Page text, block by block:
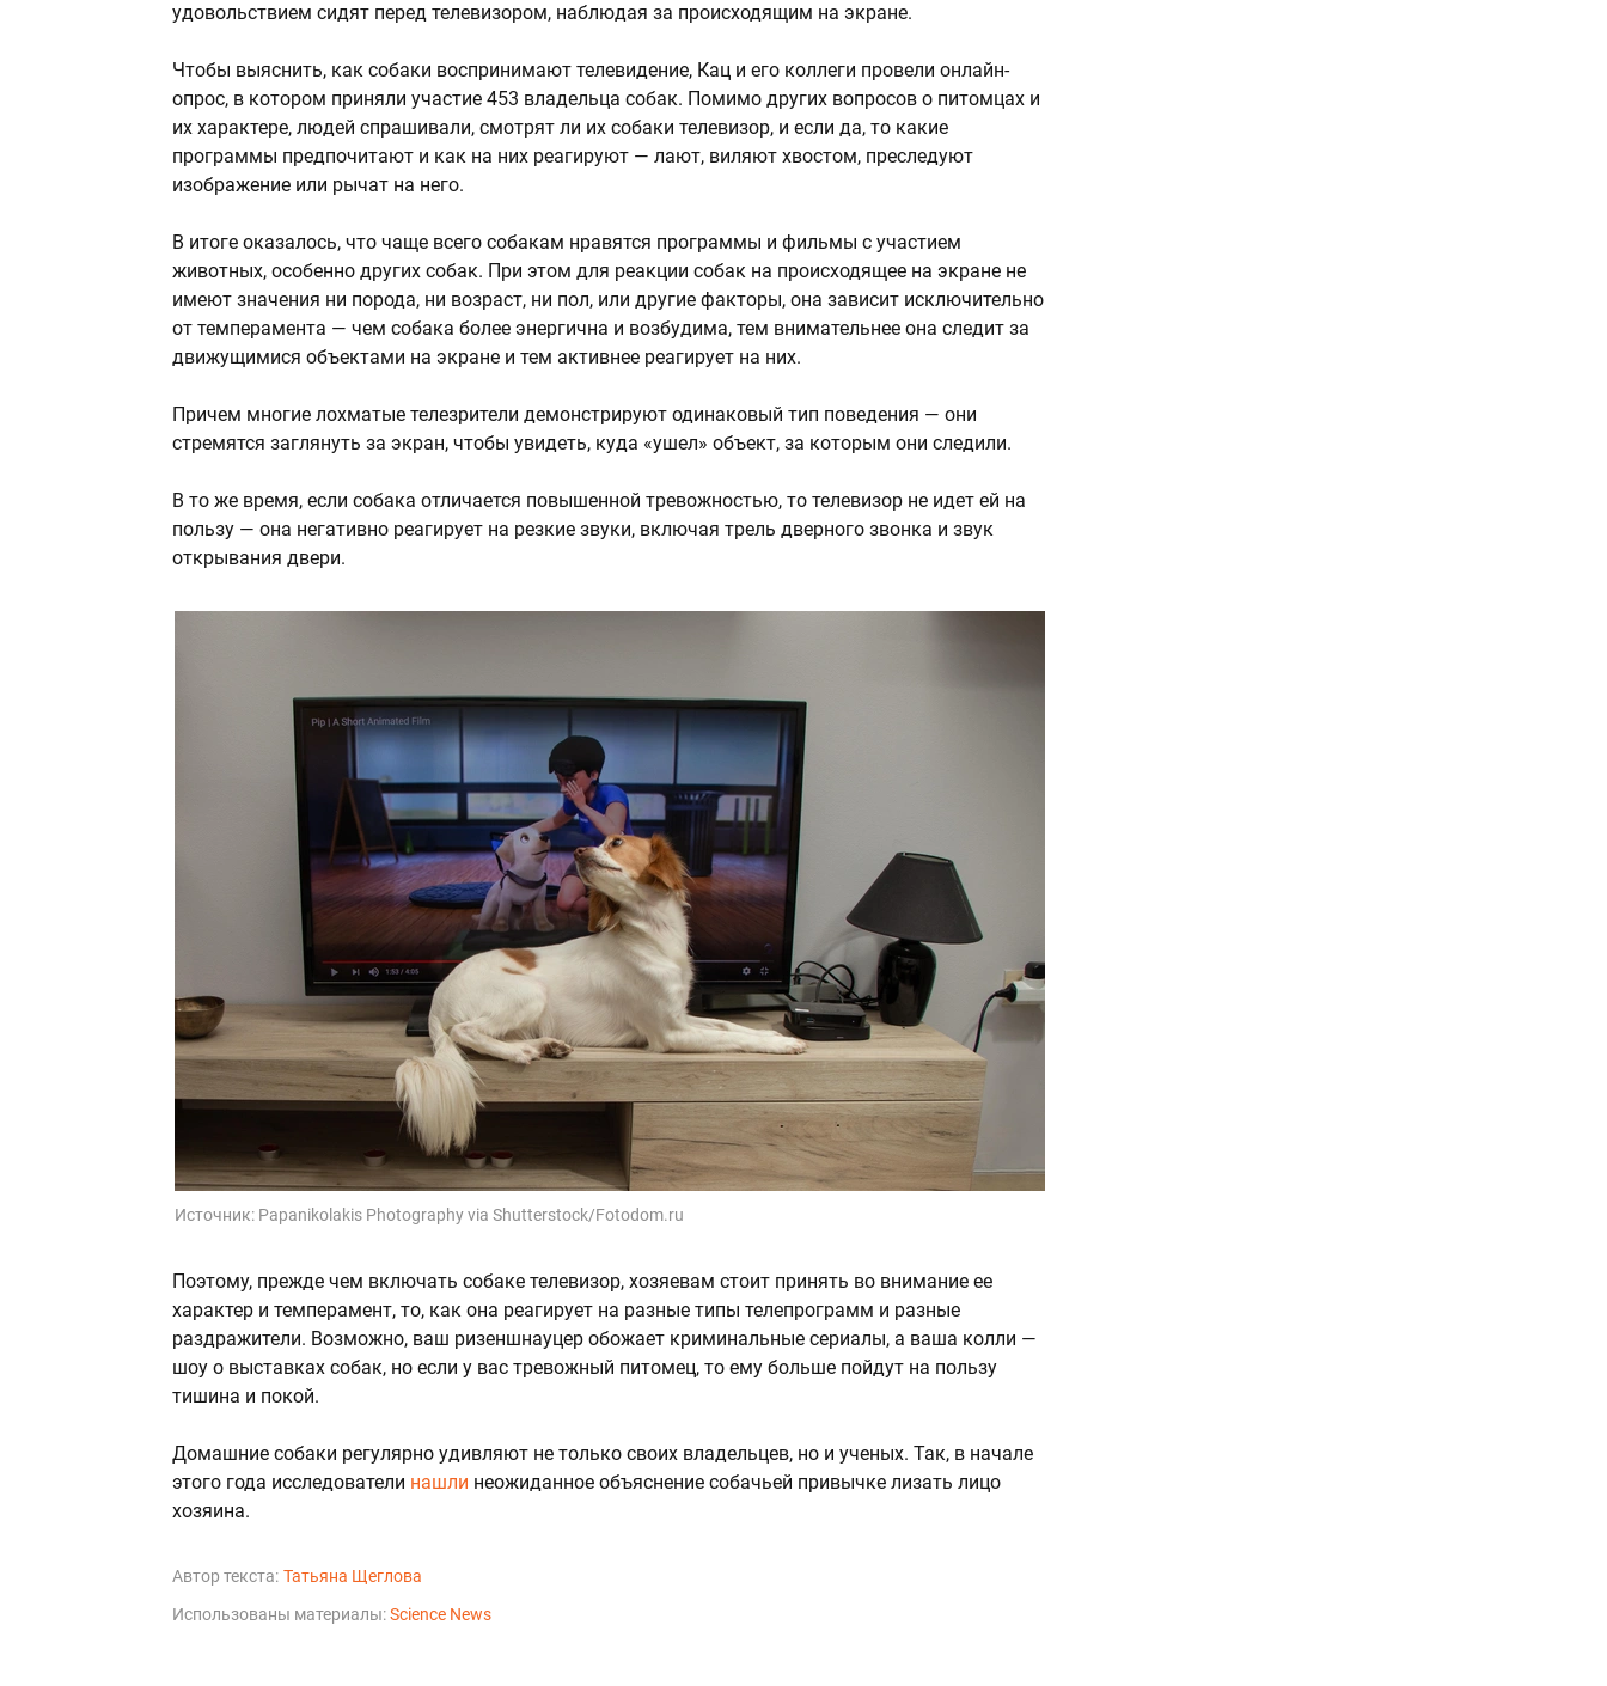
удовольствием сидят перед телевизором, наблюдая за происходящим на экране.
Чтобы выяснить, как собаки воспринимают телевидение, Кац и его коллеги провели онлайн-
опрос, в котором приняли участие 453 владельца собак. Помимо других вопросов о питомцах и
их характере, людей спрашивали, смотрят ли их собаки телевизор, и если да, то какие
программы предпочитают и как на них реагируют — лают, виляют хвостом, преследуют
изображение или рычат на него.
В итоге оказалось, что чаще всего собакам нравятся программы и фильмы с участием
животных, особенно других собак. При этом для реакции собак на происходящее на экране не
имеют значения ни порода, ни возраст, ни пол, или другие факторы, она зависит исключительно
от темперамента — чем собака более энергична и возбудима, тем внимательнее она следит за
движущимися объектами на экране и тем активнее реагирует на них.
Причем многие лохматые телезрители демонстрируют одинаковый тип поведения — они
стремятся заглянуть за экран, чтобы увидеть, куда «ушел» объект, за которым они следили.
В то же время, если собака отличается повышенной тревожностью, то телевизор не идет ей на
пользу — она негативно реагирует на резкие звуки, включая трель дверного звонка и звук
открывания двери.
Источник: Papanikolakis Photography via Shutterstock/Fotodom.ru
Поэтому, прежде чем включать собаке телевизор, хозяевам стоит принять во внимание ее
характер и темперамент, то, как она реагирует на разные типы телепрограмм и разные
раздражители. Возможно, ваш ризеншнауцер обожает криминальные сериалы, а ваша колли —
шоу о выставках собак, но если у вас тревожный питомец, то ему больше пойдут на пользу
тишина и покой.
Домашние собаки регулярно удивляют не только своих владельцев, но и ученых. Так, в начале
этого года исследователи нашли неожиданное объяснение собачьей привычке лизать лицо
хозяина.
Автор текста: Татьяна Щеглова
Использованы материалы:Science News